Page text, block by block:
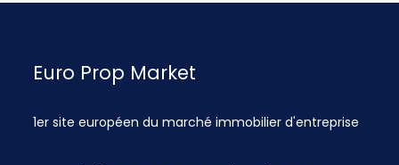
Euro Prop Market
1er site européen du marché immobilier d'entreprise